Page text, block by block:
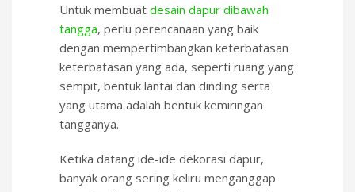
Untuk membuat desain dapur dibawah
tangga, perlu perencanaan yang baik
dengan mempertimbangkan keterbatasan
keterbatasan yang ada, seperti ruang yang
sempit, bentuk lantai dan dinding serta
yang utama adalah bentuk kemiringan
tangganya.
Ketika datang ide-ide dekorasi dapur,
banyak orang sering keliru menganggap